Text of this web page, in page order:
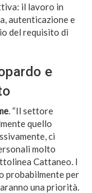
il lavoro in
autenticazione e
del requisito di
e
. “Il settore
quello
ci
molto
Cattaneo. I
probabilmente per
una priorità.